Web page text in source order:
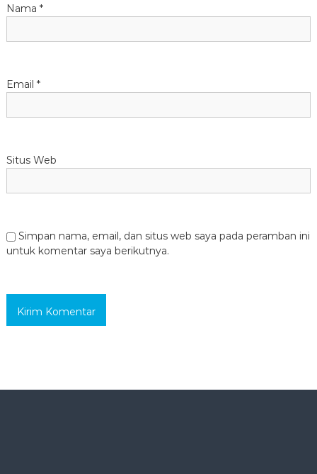
Nama *
Email *
Situs Web
Simpan nama, email, dan situs web saya pada peramban ini
untuk komentar saya berikutnya.